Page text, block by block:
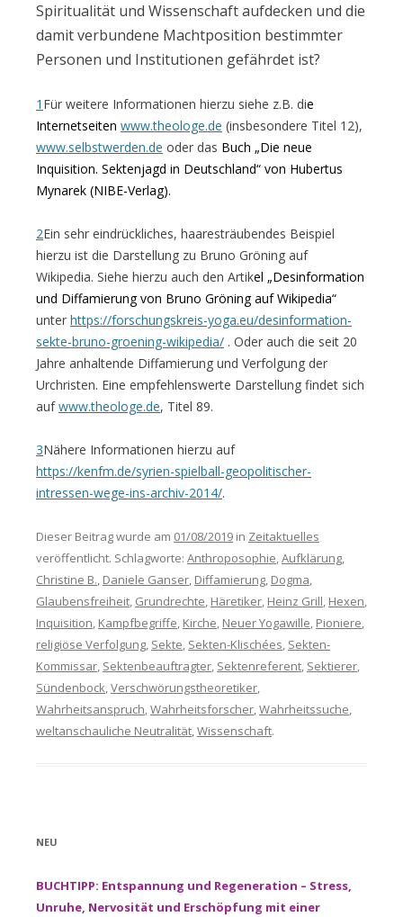
Spiritualität und Wissenschaft aufdecken und die
damit verbundene Machtposition bestimmter
Personen und Institutionen gefährdet ist?
1 Für weitere Informationen hierzu siehe z.B. die
Internetseiten www.theologe.de (insbesondere Titel 12),
www.selbstwerden.de oder das Buch „Die neue
Inquisition. Sektenjagd in Deutschland“ von Hubertus
Mynarek (NIBE-Verlag).
2Ein sehr eindrückliches, haaresträubendes Beispiel
hierzu ist die Darstellung zu Bruno Gröning auf
Wikipedia. Siehe hierzu auch den Artikel „Desinformation
und Diffamierung von Bruno Gröning auf Wikipedia“
unter https://forschungskreis-yoga.eu/desinformation-
sekte-bruno-groening-wikipedia/ . Oder auch die seit 20
Jahre anhaltende Diffamierung und Verfolgung der
Urchristen. Eine empfehlenswerte Darstellung findet sich
aufwww.theologe.de, Titel 89.
3Nähere Informationen hierzu auf
https://kenfm.de/syrien-spielball-geopolitischer-
intressen-wege-ins-archiv-2014/.
Dieser Beitrag wurde am 01/08/2019 in Zeitaktuelles
veröffentlicht. Schlagworte: Anthroposophie,Aufklärung,
Christine B., Daniele Ganser, Diffamierung, Dogma,
Glaubensfreiheit, Grundrechte, Häretiker, Heinz Grill, Hexen,
Inquisition, Kampfbegriffe, Kirche, Neuer Yogawille, Pioniere,
religiöse Verfolgung, Sekte, Sekten-Klischées, Sekten-
Kommissar, Sektenbeauftragter, Sektenreferent, Sektierer,
Sündenbock,Verschwörungstheoretiker,
Wahrheitsanspruch,Wahrheitsforscher,Wahrheitssuche,
weltanschauliche Neutralität,Wissenschaft.
NEU
BUCHTIPP: Entspannung und Regeneration – Stress,
Unruhe, Nervosität und Erschöpfung mit einer